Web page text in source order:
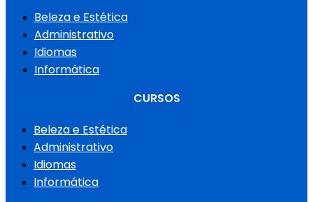
Beleza e Estética
Administrativo
Idiomas
Informática
CURSOS
Beleza e Estética
Administrativo
Idiomas
Informática